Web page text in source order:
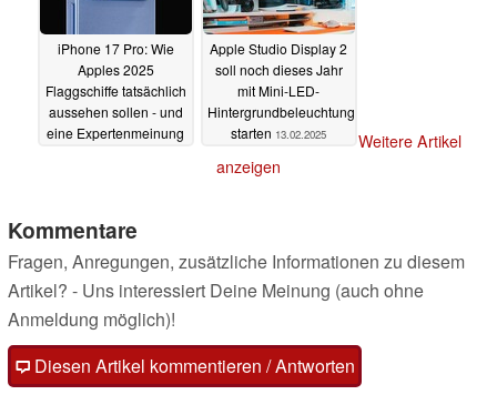
iPhone 17 Pro: Wie
Apples 2025
Flaggschiffe tatsächlich
aussehen sollen - und
eine Expertenmeinung
Apple Studio Display 2
soll noch dieses Jahr
mit Mini-LED-
Hintergrundbeleuchtung
starten 13.02.2025
Weitere Artikel
anzeigen
Kommentare
Fragen, Anregungen, zusätzliche Informationen zu diesem
Artikel? - Uns interessiert Deine Meinung (auch ohne
Anmeldung möglich)!
Diesen Artikel kommentieren / Antworten